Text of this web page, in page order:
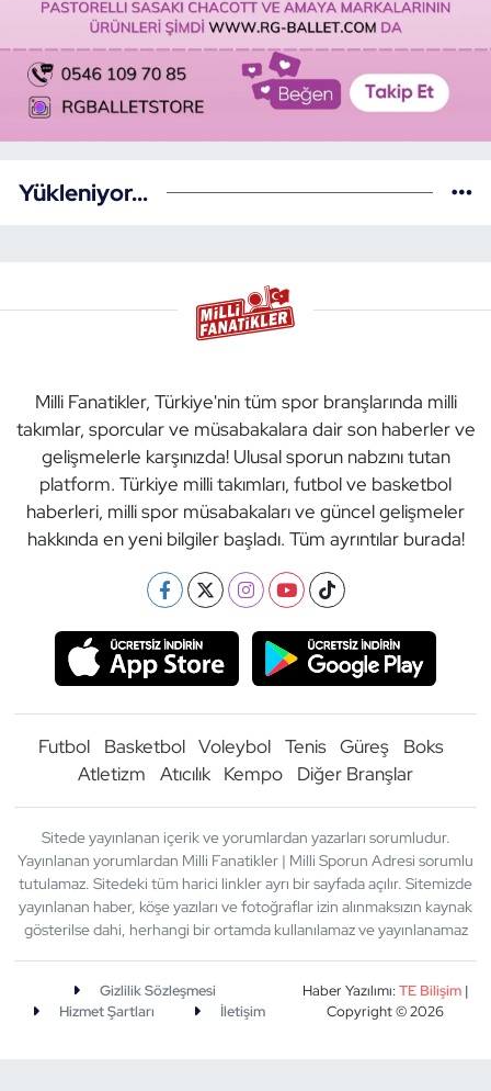
Yükleniyor...
Milli Fanatikler, Türkiye'nin tüm spor branşlarında milli
takımlar, sporcular ve müsabakalara dair son haberler ve
gelişmelerle karşınızda! Ulusal sporun nabzını tutan
platform. Türkiye milli takımları, futbol ve basketbol
haberleri, milli spor müsabakaları ve güncel gelişmeler
hakkında en yeni bilgiler başladı. Tüm ayrıntılar burada!
Futbol Basketbol Voleybol Tenis Güreş
Boks
Atletizm
Atıcılık Kempo Diğer Branşlar
Sitede yayınlanan içerik ve yorumlardan yazarları sorumludur.
Yayınlanan yorumlardan Milli Fanatikler | Milli Sporun Adresi sorumlu
tutulamaz. Sitedeki tüm harici linkler ayrı bir sayfada açılır. Sitemizde
yayınlanan haber, köşe yazıları ve fotoğraflar izin alınmaksızın kaynak
gösterilse dahi, herhangi bir ortamda kullanılamaz ve yayınlanamaz
Gizlilik Sözleşmesi
Hizmet Şartları
İletişim
Haber Yazılımı:TE Bilişim|
Copyright © 2026